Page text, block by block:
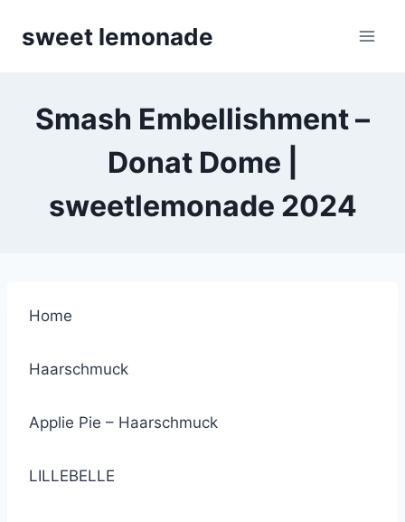
sweet lemonade
Smash Embellishment –
Donat Dome |
sweetlemonade 2024
Home
Haarschmuck
Applie Pie – Haarschmuck
LILLEBELLE